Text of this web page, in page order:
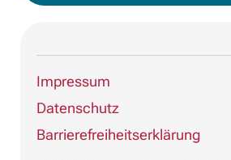
Impressum
Datenschutz
Barrierefreiheitserklärung